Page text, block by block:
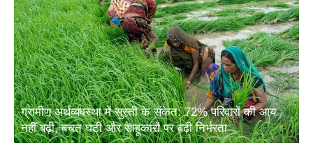
ग्रामीण अर्थव्यवस्था में सुस्ती के संकेत: 72% परिवारों की आय
नहीं बढ़ी, बचत घटी और साहूकारों पर बढ़ी निर्भरता